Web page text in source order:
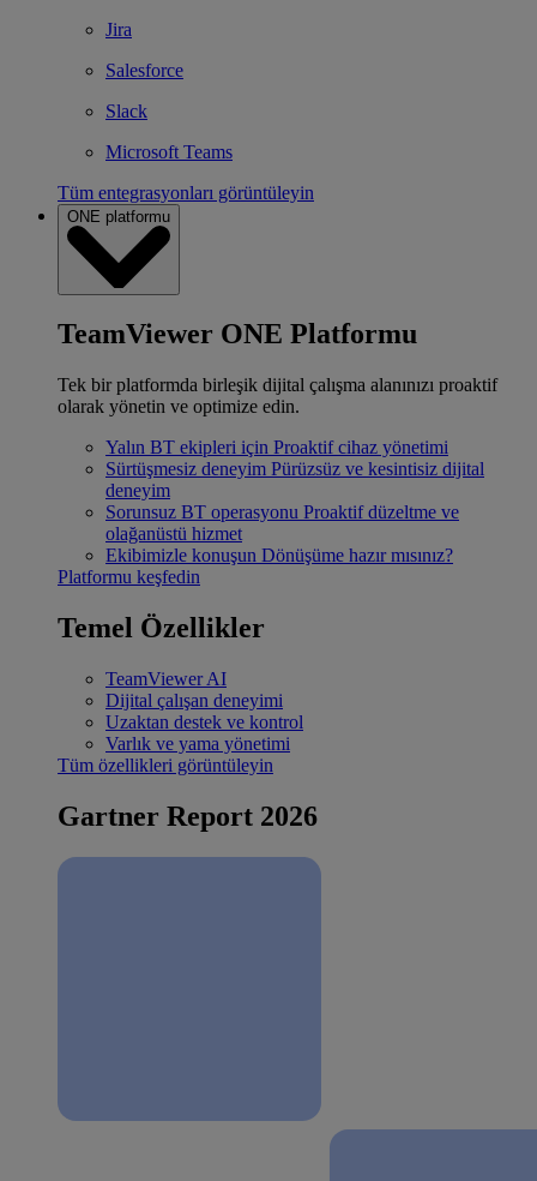
Jira
Salesforce
Slack
Microsoft Teams
Tüm entegrasyonları görüntüleyin
ONE platformu
TeamViewer ONE Platformu
Tek bir platformda birleşik dijital çalışma alanınızı proaktif
olarak yönetin ve optimize edin.
Yalın BT ekipleri için Proaktif cihaz yönetimi
Sürtüşmesiz deneyim Pürüzsüz ve kesintisiz dijital
deneyim
Sorunsuz BT operasyonu Proaktif düzeltme ve
olağanüstü hizmet
Ekibimizle konuşun Dönüşüme hazır mısınız?
Platformu keşfedin
Temel Özellikler
TeamViewer AI
Dijital çalışan deneyimi
Uzaktan destek ve kontrol
Varlık ve yama yönetimi
Tüm özellikleri görüntüleyin
Gartner Report 2026